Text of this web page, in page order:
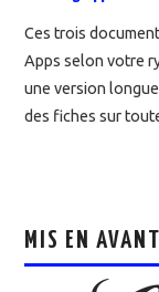
Ces trois
Apps selon votre
une version
des fiches sur
MIS EN